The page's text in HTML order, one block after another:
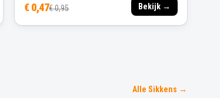
€ 0,47€ 0,95 Bekijk →
Alle Sikkens →